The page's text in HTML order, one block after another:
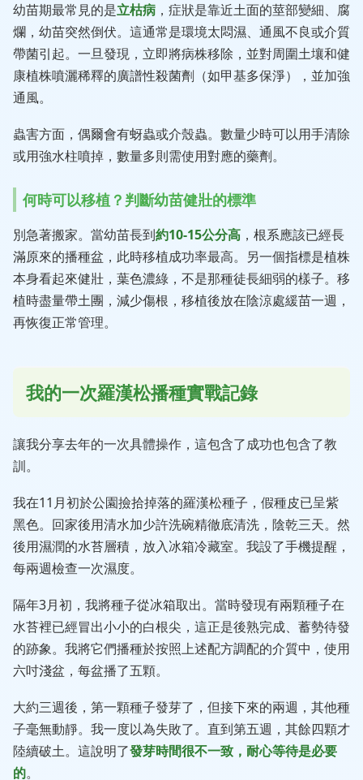
幼苗期最常見的是立枯病 ，症狀是靠近土面的莖部變細、腐
爛，幼苗突然倒伏。這通常是環境太悶濕、通風不良或介質
帶菌引起。一旦發現，立即將病株移除，並對周圍土壤和健
康植株噴灑稀釋的廣譜性殺菌劑（如甲基多保淨），並加強
通風。
蟲害方面，偶爾會有蚜蟲或介殼蟲。數量少時可以用手清除
或用強水柱噴掉，數量多則需使用對應的藥劑。
何時可以移植？判斷幼苗健壯的標準
別急著搬家。當幼苗長到約10-15公分高 ，根系應該已經長
滿原來的播種盆，此時移植成功率最高。另一個指標是植株
本身看起來健壯，葉色濃綠，不是那種徒長細弱的樣子。移
植時盡量帶土團，減少傷根，移植後放在陰涼處緩苗一週，
再恢復正常管理。
我的一次羅漢松播種實戰記錄
讓我分享去年的一次具體操作，這包含了成功也包含了教
訓。
我在11月初於公園撿拾掉落的羅漢松種子，假種皮已呈紫
黑色。回家後用清水加少許洗碗精徹底清洗，陰乾三天。然
後用濕潤的水苔層積，放入冰箱冷藏室。我設了手機提醒，
每兩週檢查一次濕度。
隔年3月初，我將種子從冰箱取出。當時發現有兩顆種子在
水苔裡已經冒出小小的白根尖，這正是後熟完成、蓄勢待發
的跡象。我將它們播種於按照上述配方調配的介質中，使用
六吋淺盆，每盆播了五顆。
大約三週後，第一顆種子發芽了，但接下來的兩週，其他種
子毫無動靜。我一度以為失敗了。直到第五週，其餘四顆才
陸續破土。這說明了發芽時間很不一致，耐心等待是必要
的。